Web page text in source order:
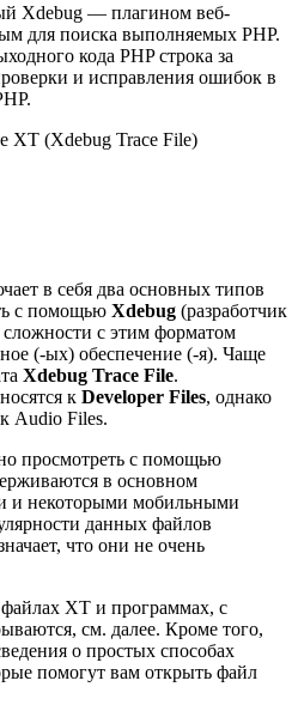
Xdebug — плагином веб-
для поиска выполняемых PHP.
кода PHP строка за
и исправления ошибок в
XT (Xdebug Trace File)
в себя два основных типов
с помощью Xdebug (разработчик
с этим форматом
(-ых) обеспечение (-я). Чаще
Xdebug Trace File.
к Developer Files, однако
Audio Files.
просмотреть с помощью
в основном
и некоторыми мобильными
данных файлов
что они не очень
XT и программах, с
см. далее. Кроме того,
о простых способах
помогут вам открыть файл